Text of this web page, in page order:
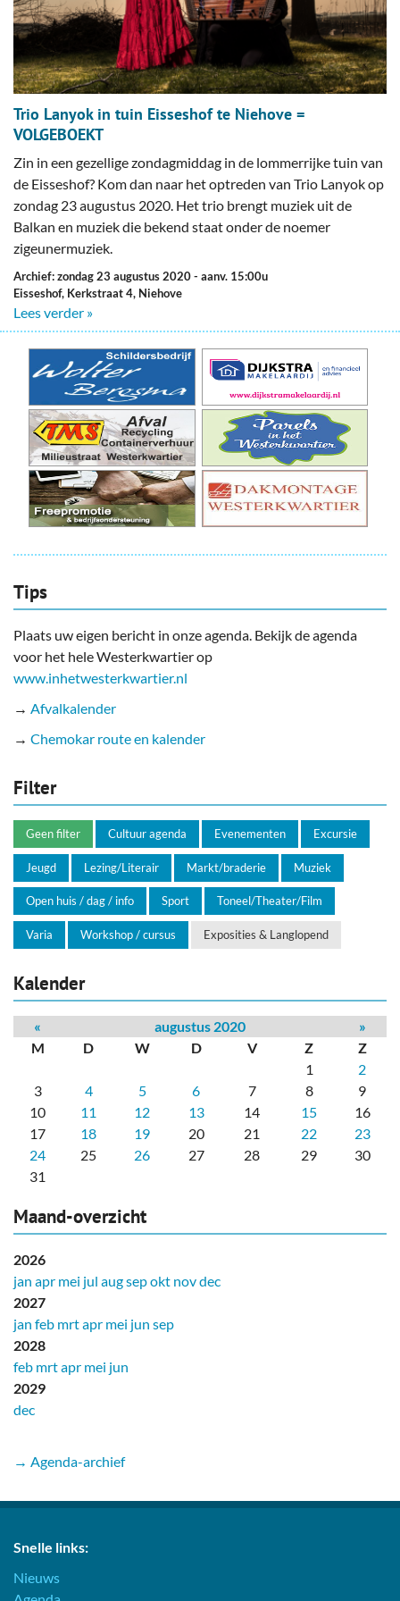
Trio Lanyok in tuin Eisseshof te Niehove =
VOLGEBOEKT
Zin in een gezellige zondagmiddag in de lommerrijke tuin van
de Eisseshof? Kom dan naar het optreden van Trio Lanyok op
zondag 23 augustus 2020. Het trio brengt muziek uit de
Balkan en muziek die bekend staat onder de noemer
zigeunermuziek.
Archief: zondag 23 augustus 2020- aanv. 15:00u
Eisseshof, Kerkstraat 4, Niehove
Lees verder »
Tips
Plaats uw eigen bericht in onze agenda. Bekijk de agenda
voor het hele Westerkwartier op
www.inhetwesterkwartier.nl
→ Afvalkalender
→ Chemokar route en kalender
Filter
Geen filter Cultuur agenda Evenementen Excursie
Jeugd Lezing/Literair Markt/braderie Muziek
Open huis / dag / info Sport Toneel/Theater/Film
Varia Workshop / cursus Exposities & Langlopend
Kalender
« augustus 2020
»
M
D W D V Z
Z
1
2
3
4 5 6 7 8
9
10
11 12 13 14 15
16
17
18 19 20 21 22
23
24
25 26 27 28 29
30
31
Maand-overzicht
2026
jan apr mei jul augsepokt novdec
2027
jan feb mrtapr mei jun sep
2028
feb mrtapr mei jun
2029
dec
→ Agenda-archief
Snelle links:
Nieuws